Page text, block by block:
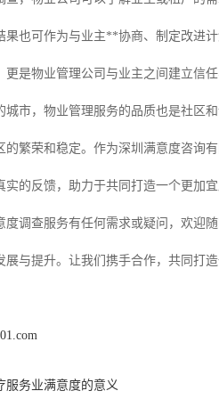
果也可作为与业主**协商、制定改进
更是物业管理公司与业主之间建立信任
城市，物业管理服务的品质也是社区
的繁荣和稳定。作为深圳满意度咨询
实的反馈，助力于共同打造一个更加宜
度调查服务有任何需求或疑问，欢迎
展与提升。让我们携手合作，共同打
服务业满意度的意义